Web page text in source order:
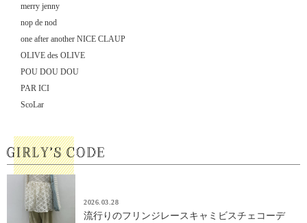
merry jenny
nop de nod
one after another NICE CLAUP
OLIVE des OLIVE
POU DOU DOU
PAR ICI
ScoLar
2026.03.28
流行りのフリンジレースキャミビスチェコーデ